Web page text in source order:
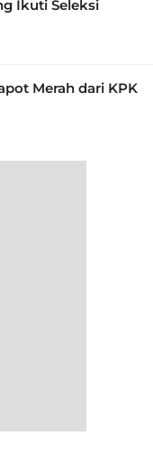
Ikuti Seleksi
Merah dari KPK